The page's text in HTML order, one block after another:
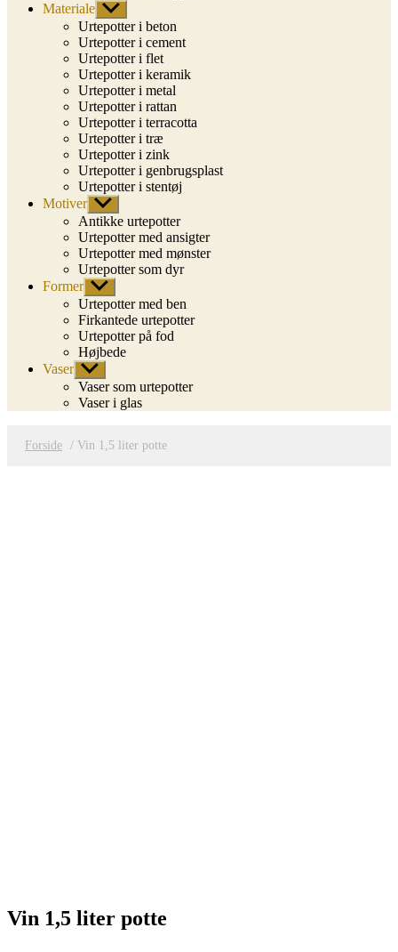
Materiale Vis
undermenu
Urtepotter i beton
Urtepotter i cement
Urtepotter i flet
Urtepotter i keramik
Urtepotter i metal
Urtepotter i rattan
Urtepotter i terracotta
Urtepotter i træ
Urtepotter i zink
Urtepotter i genbrugsplast
Urtepotter i stentøj
Motiver Vis
undermenu
Antikke urtepotter
Urtepotter med ansigter
Urtepotter med mønster
Urtepotter som dyr
Former Vis
undermenu
Urtepotter med ben
Firkantede urtepotter
Urtepotter på fod
Højbede
Vaser Vis
undermenu
Vaser som urtepotter
Vaser i glas
Forside / Vin 1,5 liter potte
Vin 1,5 liter potte